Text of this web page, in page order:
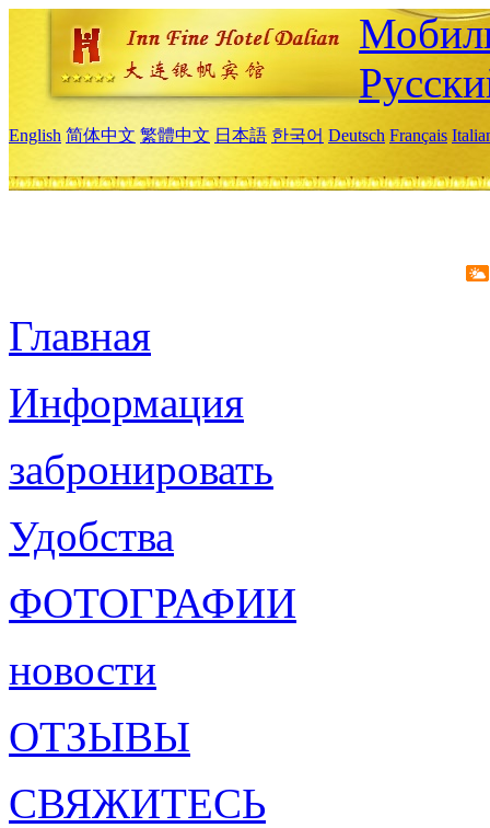
English 简体中文 繁體中文 日本語 한국어 Deutsch Français
Главная
Информация
забронировать
Удобства
ФОТОГРАФИИ
новости
ОТЗЫВЫ
СВЯЖИТЕСЬ